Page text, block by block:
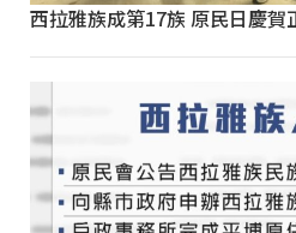
西拉雅族成第17族 原民日慶賀